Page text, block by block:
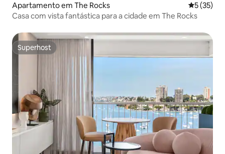
Apartamento em The Rocks
5 (35)
Casa com vista fantástica para a cidade em The Rocks
Superhost
Superhost